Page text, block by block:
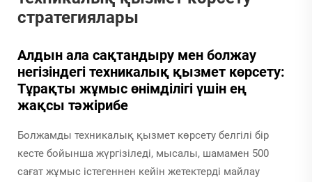
стратегиялары
Алдын ала сақтандыру мен болжау
негізіндегі техникалық қызмет көрсету:
Тұрақты жұмыс өнімділігі үшін ең
жақсы тәжірибе
Болжамды техникалық қызмет көрсету белгілі бір
кесте бойынша жүргізіледі, мысалы, шамамен 500
сағат жұмыс істегеннен кейін жетектерді майлау